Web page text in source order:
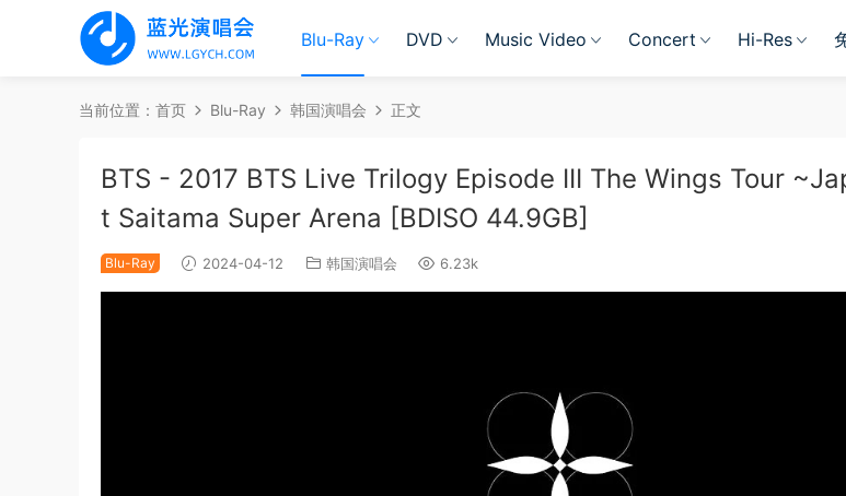
Blu-Ray DVD Music Video Concert Hi-Res
当前位置： 首页 Blu-Ray 韩国演唱会 正文
BTS - 2017 BTS Live Trilogy Episode III The Wings Tour
t Saitama Super Arena [BDISO 44.9GB]
Blu-Ray 2024-04-12 韩国演唱会 6.23k